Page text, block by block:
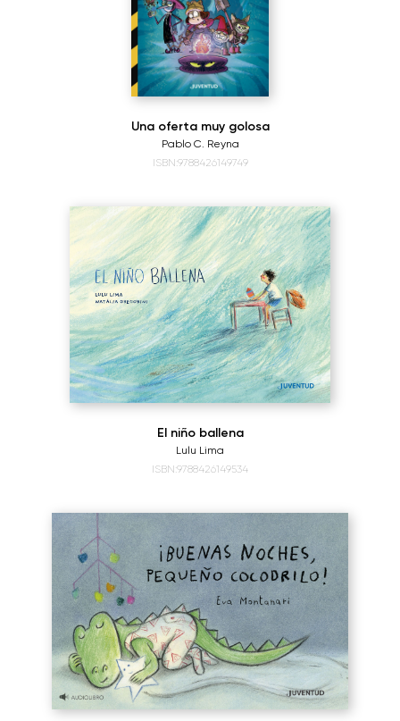
Una oferta muy golosa
Pablo C. Reyna
ISBN:9788426149749
El niño ballena
Lulu Lima
ISBN:9788426149534